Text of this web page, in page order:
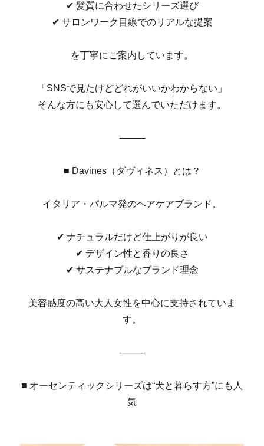
✔︎ 髪質に合わせたシリーズ選び
✔︎ サロンワーク目線でのリアルな提案
を丁寧にご案内しています。
「SNSで見たけどどれがいいかわからない」
そんな方にも安心して選んでいただけます。
⸻
■ Davines（ダヴィネス）とは？
イタリア・パルマ発のヘアケアブランド。
✔︎ ナチュラルだけど仕上がりが良い
✔︎ デザイン性と香りの良さ
✔︎ サステナブルなブランド理念
美容感度の高い大人女性を中心に支持されていま
す。
⸻
■ オーセンティックシリーズは“犬と暮らす方”にも人
気